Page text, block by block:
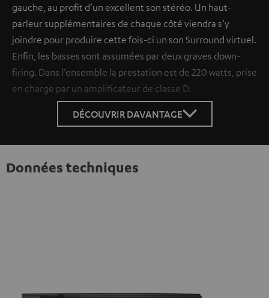
gauche, au profit d’un excellent son stéréo. Un haut-
parleur supplémentaires de chaque côté viendra s’y
joindre pour produire cette fois-ci un son Surround virtuel.
Enfin, les basses sont assumées par deux graves down-
firing. Dans l’ensemble la prestation est de 220 watts, prise
en charge par un amplificateur de classe D.
DÉCOUVRIR DAVANTAGE
Données techniques